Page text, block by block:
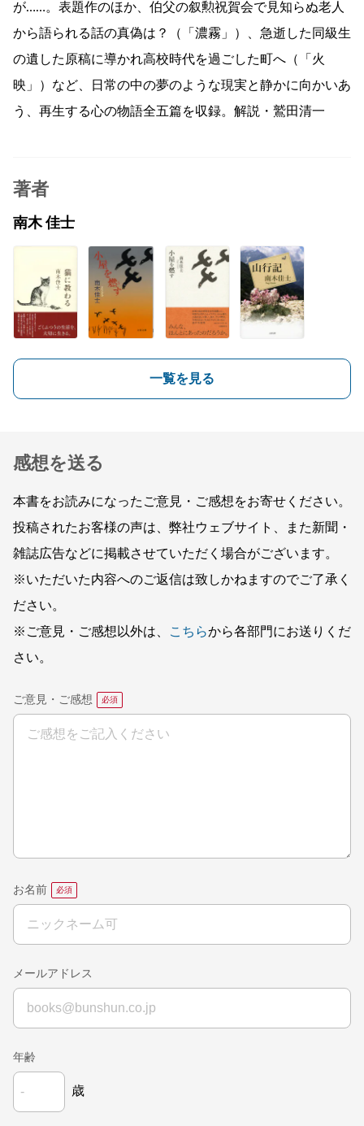
が……。表題作のほか、伯父の叙勲祝賀会で見知らぬ老人
から語られる話の真偽は？（「濃霧」）、急逝した同級生
の遺した原稿に導かれ高校時代を過ごした町へ（「火
映」）など、日常の中の夢のような現実と静かに向かいあ
う、再生する心の物語全五篇を収録。解説・鷲田清一
著者
南木 佳士
一覧を見る
感想を送る
本書をお読みになったご意見・ご感想をお寄せください。
投稿されたお客様の声は、弊社ウェブサイト、また新聞・
雑誌広告などに掲載させていただく場合がございます。
※いただいた内容へのご返信は致しかねますのでご了承く
ださい。
※ご意見・ご感想以外は、
こちらから各部門にお送りくだ
さい。
ご意見・ご感想
お名前
メールアドレス
年齢
歳